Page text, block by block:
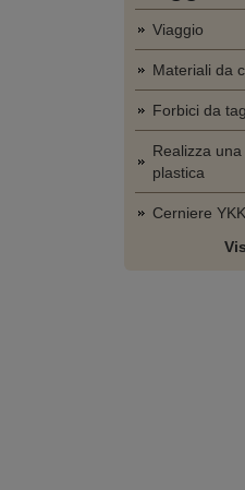
Viaggio
Materiali da
Forbici da
Realizza
plastica
Cerniere YKK